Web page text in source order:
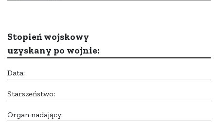
Stopień wojskowy
uzyskany po wojnie:
Data:
Starszeństwo:
Organ nadający: